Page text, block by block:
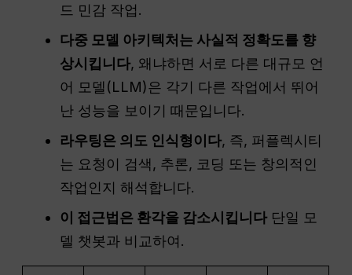
드 민감 작업.
다중 모델 아키텍처는 사실적 정확도를 향
상시킵니다, 왜냐하면 서로 다른 대규모 언
어 모델(LLM)은 각기 다른 작업에서 뛰어
난 성능을 보이기 때문입니다.
라우팅은 의도 인식형이다, 즉, 퍼플렉시티
는 요청이 검색, 추론, 코딩 또는 창의적인
작업인지 해석합니다.
이 접근법은 환각을 감소시킵니다 단일 모
델 챗봇과 비교하여.